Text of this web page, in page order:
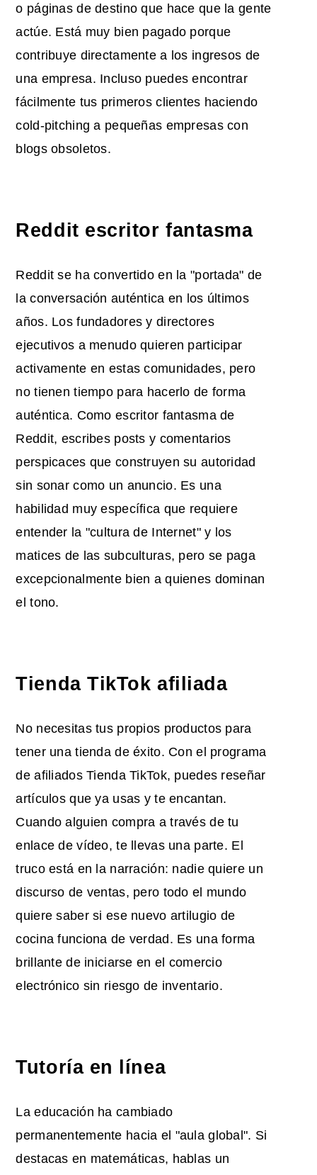
o páginas de destino que hace que la gente
actúe. Está muy bien pagado porque
contribuye directamente a los ingresos de
una empresa. Incluso puedes encontrar
fácilmente tus primeros clientes haciendo
cold-pitching a pequeñas empresas con
blogs obsoletos.
Reddit escritor fantasma
Reddit se ha convertido en la "portada" de
la conversación auténtica en los últimos
años. Los fundadores y directores
ejecutivos a menudo quieren participar
activamente en estas comunidades, pero
no tienen tiempo para hacerlo de forma
auténtica. Como escritor fantasma de
Reddit, escribes posts y comentarios
perspicaces que construyen su autoridad
sin sonar como un anuncio. Es una
habilidad muy específica que requiere
entender la "cultura de Internet" y los
matices de las subculturas, pero se paga
excepcionalmente bien a quienes dominan
el tono.
Tienda TikTok afiliada
No necesitas tus propios productos para
tener una tienda de éxito. Con el programa
de afiliados Tienda TikTok, puedes reseñar
artículos que ya usas y te encantan.
Cuando alguien compra a través de tu
enlace de vídeo, te llevas una parte. El
truco está en la narración: nadie quiere un
discurso de ventas, pero todo el mundo
quiere saber si ese nuevo artilugio de
cocina funciona de verdad. Es una forma
brillante de iniciarse en el comercio
electrónico sin riesgo de inventario.
Tutoría en línea
La educación ha cambiado
permanentemente hacia el "aula global". Si
destacas en matemáticas, hablas un